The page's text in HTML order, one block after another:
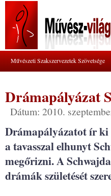
Művészeti Szakszervezetek Szövetsége
Drámapályázat
Dátum: 2010.
Drámapályázatot ír ki
a tavasszal elhunyt
megőrizni. A
drámák születését